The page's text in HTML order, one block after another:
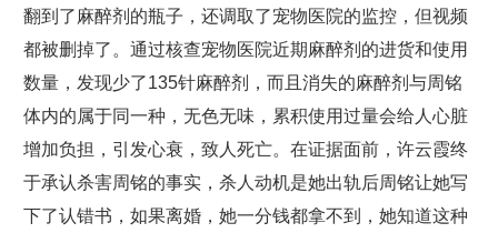
翻到了麻醉剂的瓶子，还调取了宠物医院的监控，但视频
都被删掉了。通过核查宠物医院近期麻醉剂的进货和使用
数量，发现少了135针麻醉剂，而且消失的麻醉剂与周铭
体内的属于同一种，无色无味，累积使用过量会给人心脏
增加负担，引发心衰，致人死亡。在证据面前，许云霞终
于承认杀害周铭的事实，杀人动机是她出轨后周铭让她写
下了认错书，如果离婚，她一分钱都拿不到，她知道这种